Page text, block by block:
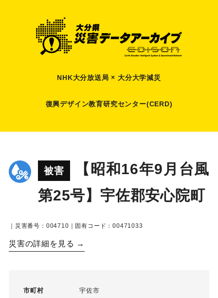
NHK大分放送局 × 大分大学減災
復興デザイン教育研究センター(CERD)
被害
【昭和16年9月台風
第25号】宇佐郡安心院町
｜災害番号：004710｜固有コード：00471033
災害の詳細を見る →
市町村 宇佐市